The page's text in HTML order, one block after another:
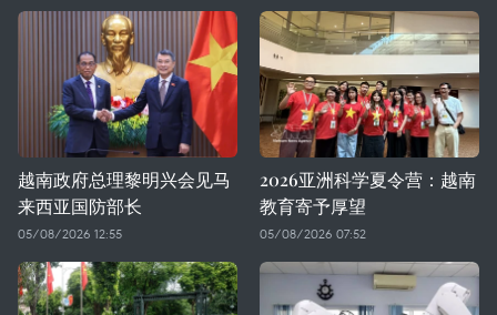
越南政府总理黎明兴会见马
来西亚国防部长
05/08/2026 12:55
2026亚洲科学夏令营：越南
教育寄予厚望
05/08/2026 07:52